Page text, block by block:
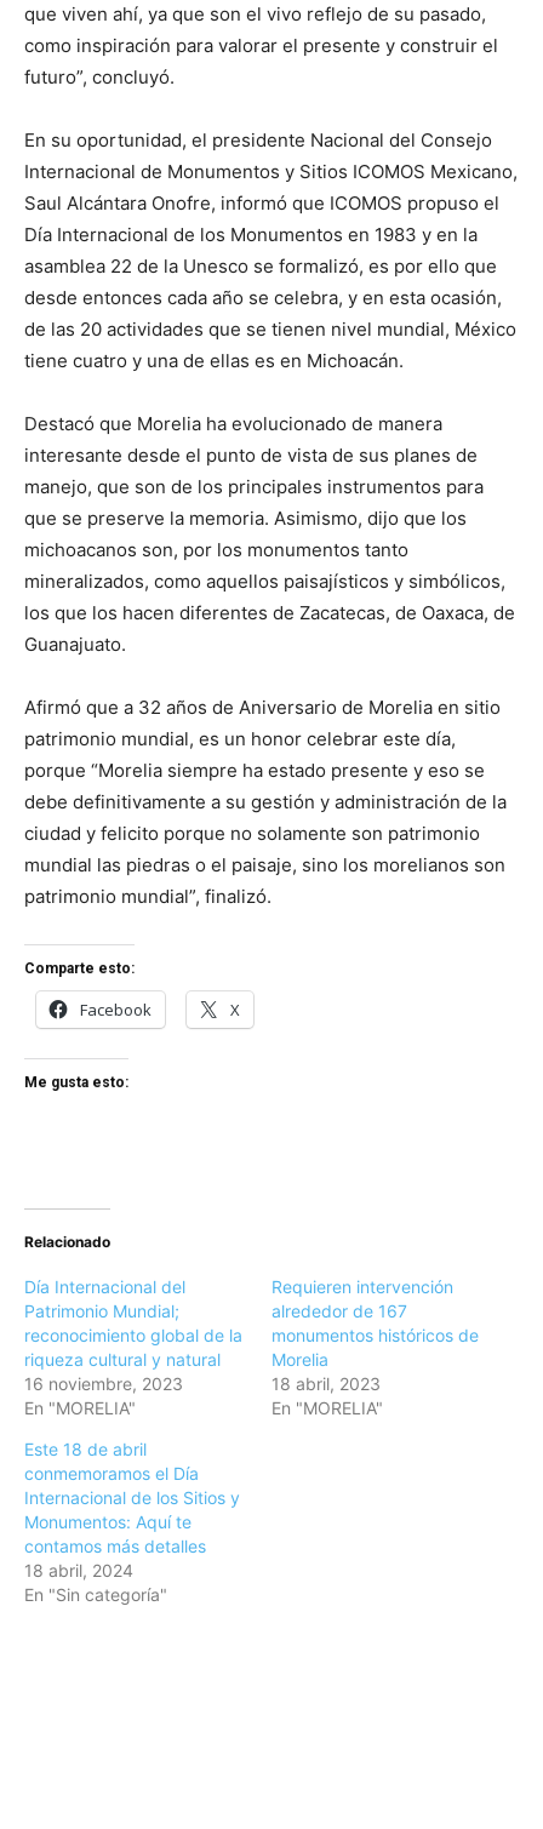
que viven ahí, ya que son el vivo reflejo de su pasado,
como inspiración para valorar el presente y construir el
futuro”, concluyó.
En su oportunidad, el presidente Nacional del Consejo
Internacional de Monumentos y Sitios ICOMOS Mexicano,
Saul Alcántara Onofre, informó que ICOMOS propuso el
Día Internacional de los Monumentos en 1983 y en la
asamblea 22 de la Unesco se formalizó, es por ello que
desde entonces cada año se celebra, y en esta ocasión,
de las 20 actividades que se tienen nivel mundial, México
tiene cuatro y una de ellas es en Michoacán.
Destacó que Morelia ha evolucionado de manera
interesante desde el punto de vista de sus planes de
manejo, que son de los principales instrumentos para
que se preserve la memoria. Asimismo, dijo que los
michoacanos son, por los monumentos tanto
mineralizados, como aquellos paisajísticos y simbólicos,
los que los hacen diferentes de Zacatecas, de Oaxaca, de
Guanajuato.
Afirmó que a 32 años de Aniversario de Morelia en sitio
patrimonio mundial, es un honor celebrar este día,
porque “Morelia siempre ha estado presente y eso se
debe definitivamente a su gestión y administración de la
ciudad y felicito porque no solamente son patrimonio
mundial las piedras o el paisaje, sino los morelianos son
patrimonio mundial”, finalizó.
Comparte esto:
Facebook X
Me gusta esto:
Relacionado
Día Internacional del
Patrimonio Mundial;
reconocimiento global de la
riqueza cultural y natural
16 noviembre, 2023
En "MORELIA"
Requieren intervención
alrededor de 167
monumentos históricos de
Morelia
18 abril, 2023
En "MORELIA"
Este 18 de abril
conmemoramos el Día
Internacional de los Sitios y
Monumentos: Aquí te
contamos más detalles
18 abril, 2024
En "Sin categoría"